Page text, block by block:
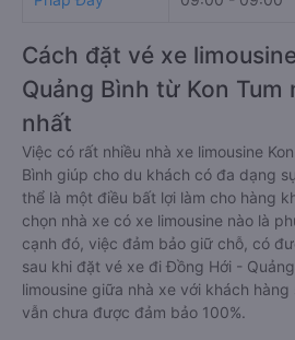
Cách đặt vé xe
Quảng Bình từ Kon Tum
nhất
Việc có rất nhiều nhà xe limousine
Bình giúp cho du khách có đa dạng
thể là một điều bất lợi làm cho hàng
chọn nhà xe có xe limousine nào là
cạnh đó, việc đảm bảo giữ chỗ, có
sau khi đặt vé xe đi Đồng Hới -
limousine giữa nhà xe với khách
vẫn chưa được đảm bảo 100%.